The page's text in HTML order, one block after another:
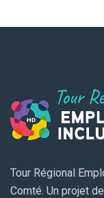
Tour Régional
Comté. Un projet